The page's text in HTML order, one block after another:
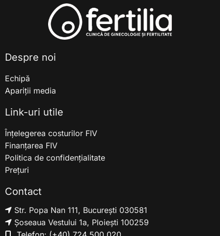
Despre noi
Echipă
Apariții media
Link-uri utile
Înțelegerea costurilor FIV
Finanțarea FIV
Politica de confidențialitate
Prețuri
Contact
Str. Popa Nan 111, București 030581
Șoseaua Vestului 1a, Ploiești 100259